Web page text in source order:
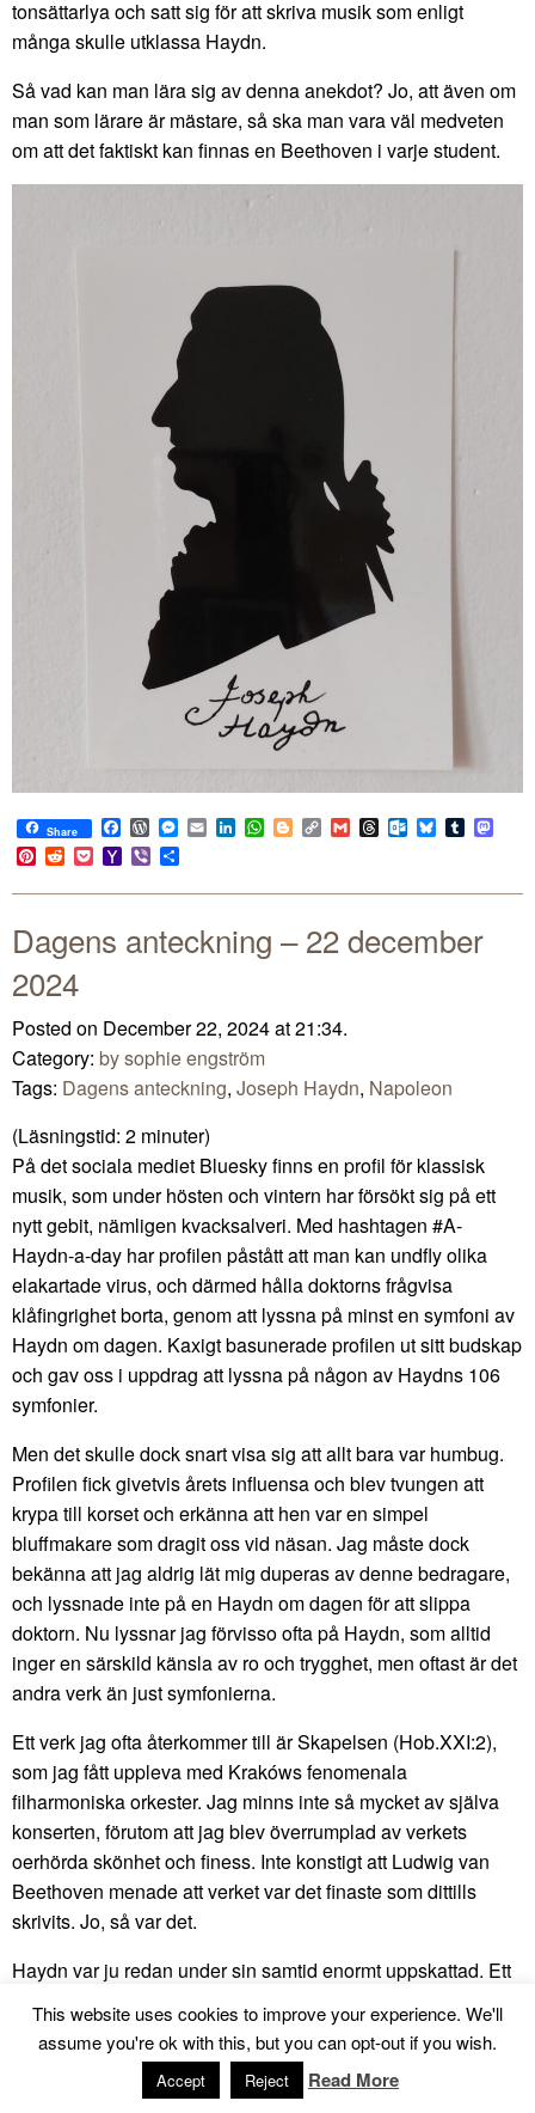
tonsättarlya och satt sig för att skriva musik som enligt
många skulle utklassa Haydn.
Så vad kan man lära sig av denna anekdot? Jo, att även om
man som lärare är mästare, så ska man vara väl medveten
om att det faktiskt kan finnas en Beethoven i varje student.
Share Facebook
WordPress
Messenger
EmailLinkedIn
WhatsApp
BloggerCopy
Link
GmailThreadsOutlook.com
BlueskyTumblr
Pinterest
RedditPocketYahoo
Mail
Viber
Dagens anteckning – 22 december
2024
Posted on December 22, 2024 at 21:34.
Category: by sophie engström
Tags: Dagens anteckning, Joseph Haydn, Napoleon
(Läsningstid: 2 minuter)
På det sociala mediet Bluesky finns en profil för klassisk
musik, som under hösten och vintern har försökt sig på ett
nytt gebit, nämligen kvacksalveri. Med hashtagen #A-
Haydn-a-day har profilen påstått att man kan undfly olika
elakartade virus, och därmed hålla doktorns frågvisa
klåfingrighet borta, genom att lyssna på minst en symfoni av
Haydn om dagen. Kaxigt basunerade profilen ut sitt budskap
och gav oss i uppdrag att lyssna på någon av Haydns 106
symfonier.
Men det skulle dock snart visa sig att allt bara var humbug.
Profilen fick givetvis årets influensa och blev tvungen att
krypa till korset och erkänna att hen var en simpel
bluffmakare som dragit oss vid näsan. Jag måste dock
bekänna att jag aldrig lät mig duperas av denne bedragare,
och lyssnade inte på en Haydn om dagen för att slippa
doktorn. Nu lyssnar jag förvisso ofta på Haydn, som alltid
inger en särskild känsla av ro och trygghet, men oftast är det
andra verk än just symfonierna.
Ett verk jag ofta återkommer till är Skapelsen (Hob.XXI:2),
som jag fått uppleva med Krakóws fenomenala
filharmoniska orkester. Jag minns inte så mycket av själva
konserten, förutom att jag blev överrumplad av verkets
oerhörda skönhet och finess. Inte konstigt att Ludwig van
Beethoven menade att verket var det finaste som dittills
skrivits. Jo, så var det.
Haydn var ju redan under sin samtid enormt uppskattad. Ett
var 1809 och Napoleon belägrade Wien. Haydn låg svårt
sjuk och praktiskt taget döende i sitt hem. För att skydda den
store tonsättaren satte fransmännen ett kavalleri att vakta
This website uses cookies to improve your experience. We'll
assume you're ok with this, but you can opt-out if you wish.
Accept Reject Read More